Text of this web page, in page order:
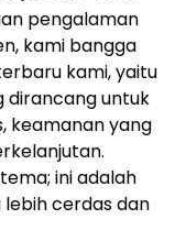
pengalaman
kami bangga
kami, yaitu
dirancang untuk
keamanan yang
ini adalah
cerdas dan